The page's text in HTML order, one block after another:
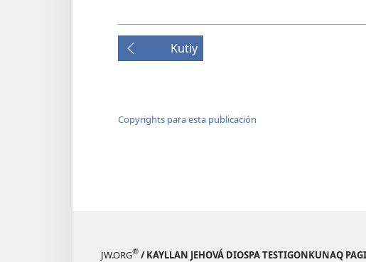
Kutiy
Copyrights para esta publicación
JW.ORG® / KAYLLAN JEHOVÁ DIOSPA TESTIGONKUNAQ